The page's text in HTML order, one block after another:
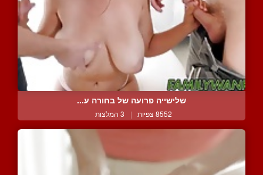
שלישייה פרועה של בחורה ע...
8552 צפיות | 3 המלצות